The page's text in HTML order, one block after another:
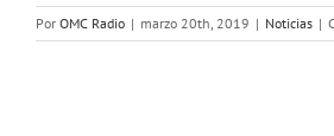
Por OMC Radio | marzo 20th, 2019 | Noticias |